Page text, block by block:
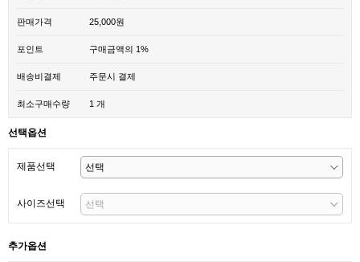
판매가격 25,000원
포인트 구매금액의 1%
배송비결제 주문시 결제
최소구매수량 1 개
선택옵션
제품선택
사이즈선택
추가옵션